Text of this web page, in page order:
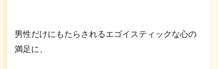
男性だけにもたらされるエゴイスティックな心の
満足に、